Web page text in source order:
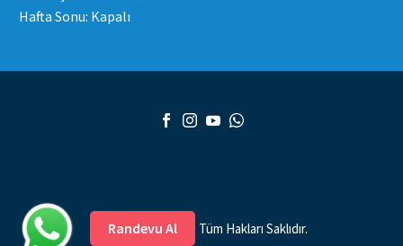
Hafta Sonu: Kapalı
2026 © Copyright. Tüm Hakları Saklıdır.
Randevu Al